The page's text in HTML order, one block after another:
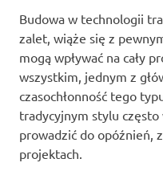
Budowa w technologii
zalet, wiąże się z
mogą wpływać na cały
wszystkim, jednym z
czasochłonność tego
tradycyjnym stylu często
prowadzić do opóźnień,
projektach.